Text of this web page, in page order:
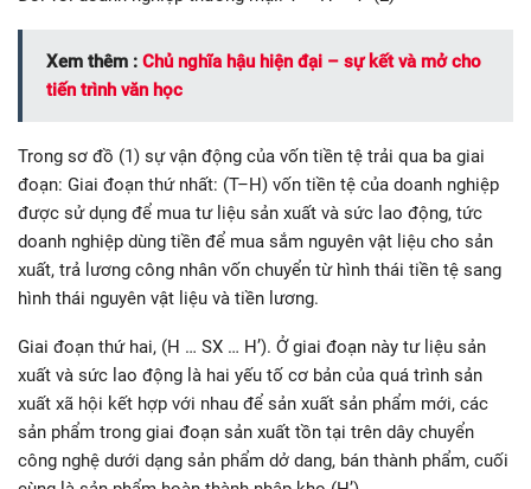
Xem thêm : Chủ nghĩa hậu hiện đại – sự kết và mở cho
tiến trình văn học
Trong sơ đồ (1) sự vận động của vốn tiền tệ trải qua ba giai
đoạn: Giai đoạn thứ nhất: (T–H) vốn tiền tệ của doanh nghiệp
được sử dụng để mua tư liệu sản xuất và sức lao động, tức
doanh nghiệp dùng tiền để mua sắm nguyên vật liệu cho sản
xuất, trả lương công nhân vốn chuyển từ hình thái tiền tệ sang
hình thái nguyên vật liệu và tiền lương.
Giai đoạn thứ hai, (H … SX … H’). Ở giai đoạn này tư liệu sản
xuất và sức lao động là hai yếu tố cơ bản của quá trình sản
xuất xã hội kết hợp với nhau để sản xuất sản phẩm mới, các
sản phẩm trong giai đoạn sản xuất tồn tại trên dây chuyển
công nghệ dưới dạng sản phẩm dở dang, bán thành phẩm, cuối